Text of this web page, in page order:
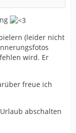
(leider nicht
wird. Er
freue ich
abschalten